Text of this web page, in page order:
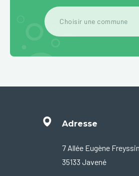
Adresse
7 Allée Eugène
35133 Javené